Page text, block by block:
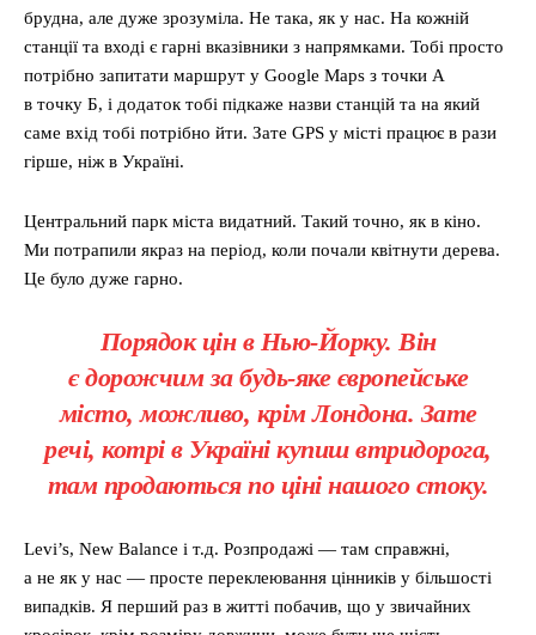
брудна, але дуже зрозуміла. Не така, як у нас. На кожній
станції та вході є гарні вказівники з напрямками. Тобі просто
потрібно запитати маршрут у Google Maps з точки А
в точку Б, і додаток тобі підкаже назви станцій та на який
саме вхід тобі потрібно йти. Зате GPS у місті працює в рази
гірше, ніж в Україні.
Центральний парк міста видатний. Такий точно, як в кіно.
Ми потрапили якраз на період, коли почали квітнути дерева.
Це було дуже гарно.
Порядок цін в Нью-Йорку. Він
є дорожчим за будь-яке європейське
місто, можливо, крім Лондона. Зате
речі, котрі в Україні купиш втридорога,
там продаються по ціні нашого стоку.
Levi’s, New Balance і т.д. Розпродажі — там справжні,
а не як у нас — просте переклеювання цінників у більшості
випадків. Я перший раз в житті побачив, що у звичайних